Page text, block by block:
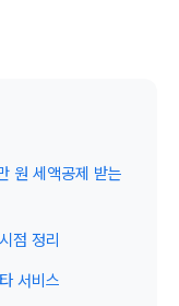
원 세액공제 받는
점 정리
서비스